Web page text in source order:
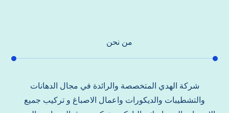
من نحن
شركة الهدي المتخصصة والرائدة في مجال الدهانات
والتشطيبات والديكورات واعمال الاصباغ و تركيب جميع